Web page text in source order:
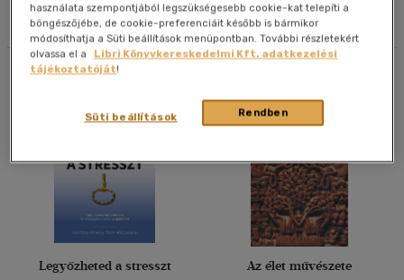
Szűrés Rendezés
Megjelenítés
20 db / oldal
Alkalmaz
Legyőzheted a stresszt Az élet művészete
használata szempontjából legszükségesebb cookie-kat telepíti a
böngészőjébe, de cookie-preferenciáit később is bármikor
módosíthatja a Süti beállítások menüpontban. További részletekért
olvassa el a
Libri Könyvkereskedelmi Kft. adatkezelési
tájékoztatóját!
Rendben
Süti beállítások